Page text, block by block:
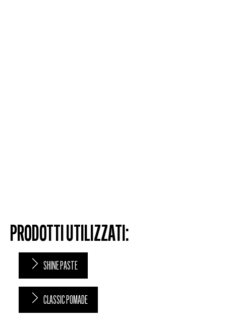
PRODOTTI UTILIZZATI:
SHINE PASTE
CLASSIC POMADE